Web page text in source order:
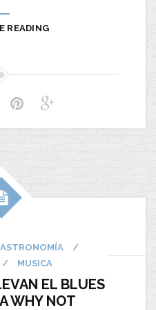
READING
/
/ MUSICA
EL BLUES
WHY NOT